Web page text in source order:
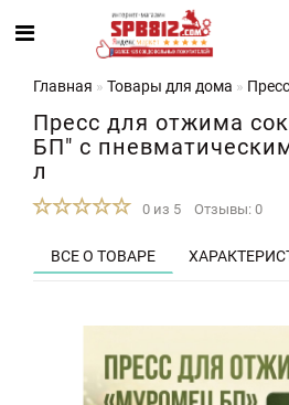
Главная Товары для дома
Пресс для отжима
БП" с
л
0 из 5 Отзывы: 0
ВСЕ О ТОВАРЕ